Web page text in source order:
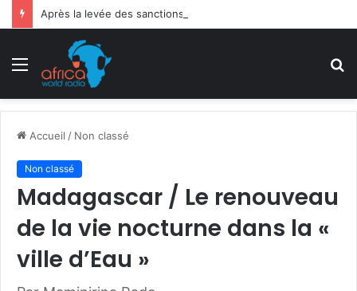
Menu
Accueil / Non classé
Non classé
Madagascar / Le renouveau
de la vie nocturne dans la «
ville d’Eau »